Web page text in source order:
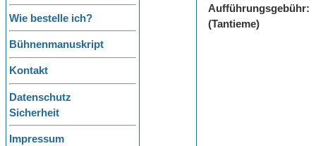
Wie bestelle ich?
Bühnenmanuskript
Kontakt
Datenschutz
Sicherheit
Impressum
Aufführungsgebühr:
(Tantieme)